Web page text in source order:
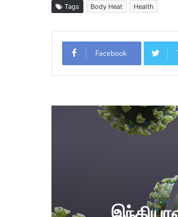
Tags Body Heat Health
Facebook